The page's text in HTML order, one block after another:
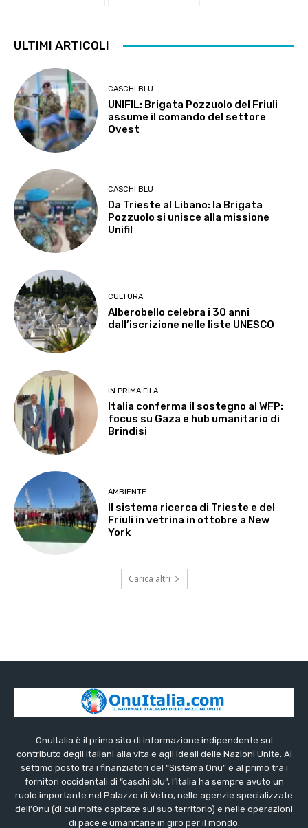
ULTIMI ARTICOLI
CASCHI BLU
UNIFIL: Brigata Pozzuolo del Friuli
assume il comando del settore
Ovest
CASCHI BLU
Da Trieste al Libano: la Brigata
Pozzuolo si unisce alla missione
Unifil
CULTURA
Alberobello celebra i 30 anni
dall’iscrizione nelle liste UNESCO
IN PRIMA FILA
Italia conferma il sostegno al WFP:
focus su Gaza e hub umanitario di
Brindisi
AMBIENTE
Il sistema ricerca di Trieste e del
Friuli in vetrina in ottobre a New
York
Carica altri
OnuItalia è il primo sito di informazione indipendente sul
contributo degli italiani alla vita e agli ideali delle Nazioni Unite. Al
settimo posto tra i finanziatori del “Sistema Onu” e al primo tra i
fornitori occidentali di “caschi blu”, l’Italia ha sempre avuto un
ruolo importante nel Palazzo di Vetro, nelle agenzie specializzate
dell’Onu (di cui molte ospitate sul suo territorio) e nelle operazioni
di pace e umanitarie in giro per il mondo.